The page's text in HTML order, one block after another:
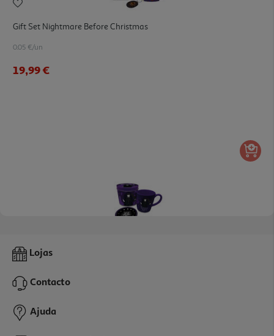
Gift Set Nightmare Before Christmas
0.05 €/un
19,99 €
Gift Set Wednesday
12,99 €
Lojas
Contacto
Ajuda